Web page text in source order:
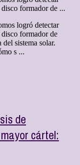
formador de ...
logró detectar
formador de
sistema solar.
s ...
de
cártel: